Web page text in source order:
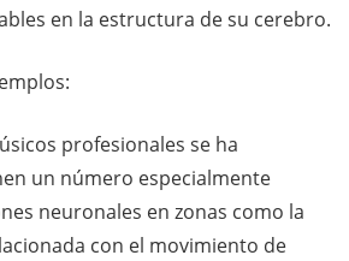
en la estructura de su cerebro.
profesionales se ha
un número especialmente
neuronales en zonas como la
con el movimiento de